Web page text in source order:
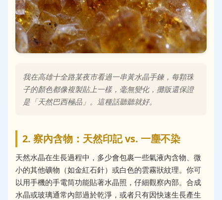
我在高雄十全路某夜市看過一串黃水晶手鍊，每顆珠
子的顏色都像複製貼上一樣，毫無變化，攤販還保證
是「天然巴西極品」。這種話聽聽就好。
2. 察內含物：天然印記 vs. 一塵不染
天然水晶在生長過程中，多少會包裹一些氣液內含物、微
小的其他礦物（如金紅石針）或白色的雲霧狀紋理。你可
以用手機的手電筒功能貼著水晶照，仔細觀察內部。合成
水晶或玻璃通常內部過於乾淨，或者只有因快速生長產生